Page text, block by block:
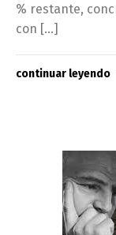
% restante,
con […]
continuar leyendo